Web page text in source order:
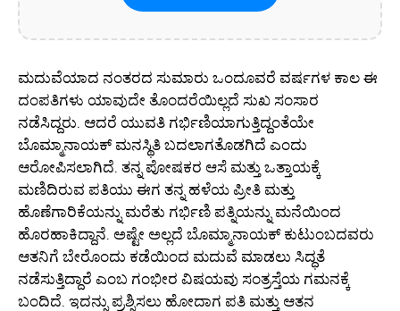
ಮದುವೆಯಾದ ನಂತರದ ಸುಮಾರು ಒಂದೂವರೆ ವರ್ಷಗಳ ಕಾಲ ಈ
ದಂಪತಿಗಳು ಯಾವುದೇ ತೊಂದರೆಯಿಲ್ಲದೆ ಸುಖ ಸಂಸಾರ
ನಡೆಸಿದ್ದರು. ಆದರೆ ಯುವತಿ ಗರ್ಭಿಣಿಯಾಗುತ್ತಿದ್ದಂತೆಯೇ
ಬೊಮ್ಮಾನಾಯಕ್ ಮನಸ್ಥಿತಿ ಬದಲಾಗತೊಡಗಿದೆ ಎಂದು
ಆರೋಪಿಸಲಾಗಿದೆ. ತನ್ನ ಪೋಷಕರ ಆಸೆ ಮತ್ತು ಒತ್ತಾಯಕ್ಕೆ
ಮಣಿದಿರುವ ಪತಿಯು ಈಗ ತನ್ನ ಹಳೆಯ ಪ್ರೀತಿ ಮತ್ತು
ಹೊಣೆಗಾರಿಕೆಯನ್ನು ಮರೆತು ಗರ್ಭಿಣಿ ಪತ್ನಿಯನ್ನು ಮನೆಯಿಂದ
ಹೊರಹಾಕಿದ್ದಾನೆ. ಅಷ್ಟೇ ಅಲ್ಲದೆ ಬೊಮ್ಮಾನಾಯಕ್ ಕುಟುಂಬದವರು
ಆತನಿಗೆ ಬೇರೊಂದು ಕಡೆಯಿಂದ ಮದುವೆ ಮಾಡಲು ಸಿದ್ಧತೆ
ನಡೆಸುತ್ತಿದ್ದಾರೆ ಎಂಬ ಗಂಭೀರ ವಿಷಯವು ಸಂತ್ರಸ್ತೆಯ ಗಮನಕ್ಕೆ
ಬಂದಿದೆ. ಇದನ್ನು ಪ್ರಶ್ನಿಸಲು ಹೋದಾಗ ಪತಿ ಮತ್ತು ಆತನ